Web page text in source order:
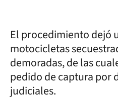
El procedimiento dejó
motocicletas
demoradas, de las
pedido de captura por
judiciales.